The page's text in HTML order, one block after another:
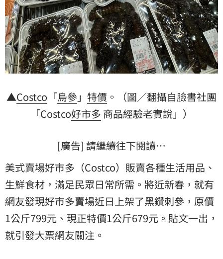
▲Costco 「烏參」 特價 。（圖／翻攝自臉書社團
「Costco好市多 商品經驗老實說」）
[廣告] 請繼續往下閱讀…
美式賣場好市多（Costco）販賣各種生活用品、
生鮮食材，滿足民眾日常所需。將近新春，就有
網友發現好市多賣場近日上架了黑鑽刺參，原價
1公斤799元、現正特價1公斤679元。貼文一出，
就引發大票網友關注。